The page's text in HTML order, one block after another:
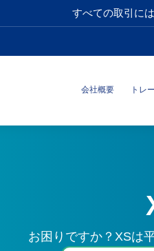
すべての取引に
会社概要 トレ
お困りですか？XSは